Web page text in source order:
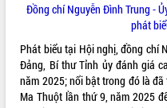
hoạch tỉnh thời kỳ 2021-2030
Hội thảo góp ý hồ sơ điều chỉnh quy
hoạch tỉnh Đắk Lắk thời kỳ 2021-2030,
tầm nhìn đến năm 2050
Nâng cao hiệu quả hoạt động của các
doanh nghiệp nhà nước
Đồng chí Nguyễn Đình Trung -
phát
Phát biểu tại Hội nghị, đồng chí
Đảng, Bí thư Tỉnh ủy đánh giá
năm 2025; nổi bật trong đó là
Ma Thuột lần thứ 9, năm 2025